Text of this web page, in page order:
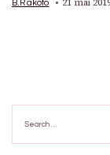
B.Rakoto
for: